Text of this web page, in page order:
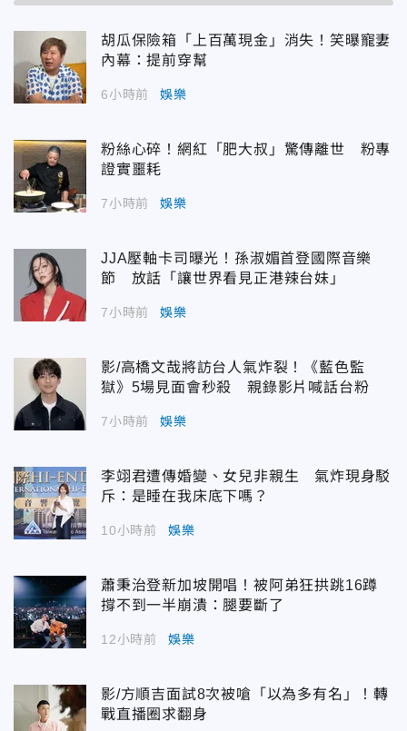
胡瓜保險箱「上百萬現金」消失！笑曝寵妻
內幕：提前穿幫
6小時前 娛樂
粉絲心碎！網紅「肥大叔」驚傳離世 粉專
證實噩耗
7小時前 娛樂
JJA壓軸卡司曝光！孫淑媚首登國際音樂
節 放話「讓世界看見正港辣台妹」
7小時前 娛樂
影/高橋文哉將訪台人氣炸裂！《藍色監
獄》5場見面會秒殺 親錄影片喊話台粉
7小時前 娛樂
李翊君遭傳婚變、女兒非親生 氣炸現身駁
斥：是睡在我床底下嗎？
10小時前 娛樂
蕭秉治登新加坡開唱！被阿弟狂拱跳16蹲
撐不到一半崩潰：腿要斷了
12小時前 娛樂
影/方順吉面試8次被嗆「以為多有名」！轉
戰直播圈求翻身